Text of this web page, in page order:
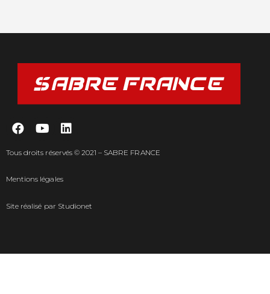
Tous droits réservés © 2021 – SABRE FRANCE
Mentions légales
Site réalisé par Studionet